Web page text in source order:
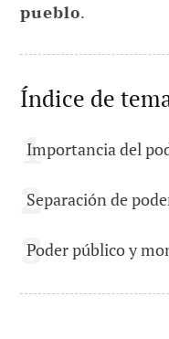
pueblo.
Índice de
Importancia del
Separación de
Poder público y